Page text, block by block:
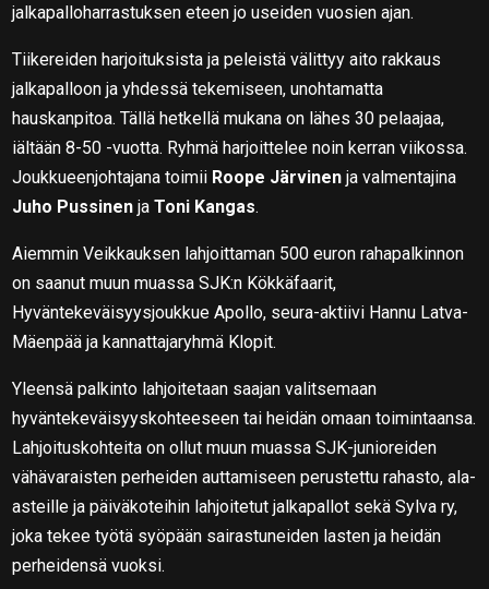
jalkapalloharrastuksen eteen jo useiden vuosien ajan.
Tiikereiden harjoituksista ja peleistä välittyy aito rakkaus
jalkapalloon ja yhdessä tekemiseen, unohtamatta
hauskanpitoa. Tällä hetkellä mukana on lähes 30 pelaajaa,
iältään 8-50 -vuotta. Ryhmä harjoittelee noin kerran viikossa.
Joukkueenjohtajana toimii Roope Järvinen ja valmentajina
Juho Pussinen jaToni Kangas.
Aiemmin Veikkauksen lahjoittaman 500 euron rahapalkinnon
on saanut muun muassa SJK:n Kökkäfaarit,
Hyväntekeväisyysjoukkue Apollo, seura-aktiivi Hannu Latva-
Mäenpää ja kannattajaryhmä Klopit.
Yleensä palkinto lahjoitetaan saajan valitsemaan
hyväntekeväisyyskohteeseen tai heidän omaan toimintaansa.
Lahjoituskohteita on ollut muun muassa SJK-junioreiden
vähävaraisten perheiden auttamiseen perustettu rahasto, ala-
asteille ja päiväkoteihin lahjoitetut jalkapallot sekä Sylva ry,
joka tekee työtä syöpään sairastuneiden lasten ja heidän
perheidensä vuoksi.